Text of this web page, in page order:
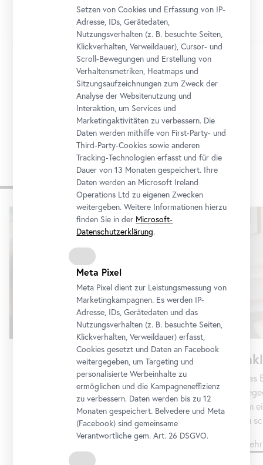
1/12
Zum Programmkalender
Museum für alle
Sie planen einen individuellen Museumsbesuch
mit einer Gruppe – wählen Sie aus dem Angebot
und senden Sie uns Ihre Terminanfrage.
um
zu
Setzen von Cookies und Erfassung von IP-
Adresse, IDs, Gerätedaten,
Nutzungsverhalten (z. B. besuchte Seiten,
Klickverhalten, Verweildauer), Cursor- und
Scroll-Bewegungen und Erstellung von
Verhaltensmetriken, Heatmaps und
Sitzungsaufzeichnungen zum Zweck der
Analyse der Websitenutzung und
Interaktion, um Services und
Marketingaktivitäten zu verbessern. Die
Daten werden mithilfe von First-Party- und
Third-Party-Cookies sowie anderen
Tracking-Technologien erfasst und für die
Dauer von 13 Monaten gespeichert. Ihre
Daten werden an Microsoft Ireland
Operations Ltd zu eigenen Zwecken
weitergeben. Weitere Informationen hierzu
finden Sie in der Microsoft-
Datenschutzerklärung.
Meta Pixel
Meta Pixel dient zur Leistungsmessung von
Marketingkampagnen. Es werden IP-
Adresse, IDs, Gerätedaten und das
Nutzungsverhalten (z. B. besuchte Seiten,
Klickverhalten, Verweildauer) erfasst,
Cookies gesetzt und Daten an Facebook
weitergegeben, um Targeting und
personalisierte Werbeinhalte zu
ermöglichen und die Kampagneneffizienz
zu verbessern. Daten werden bis zu 12
Monaten gespeichert. Belvedere und Meta
(Facebook) sind gemeinsame
Verantwortliche gem.Art. 26 DSGVO.